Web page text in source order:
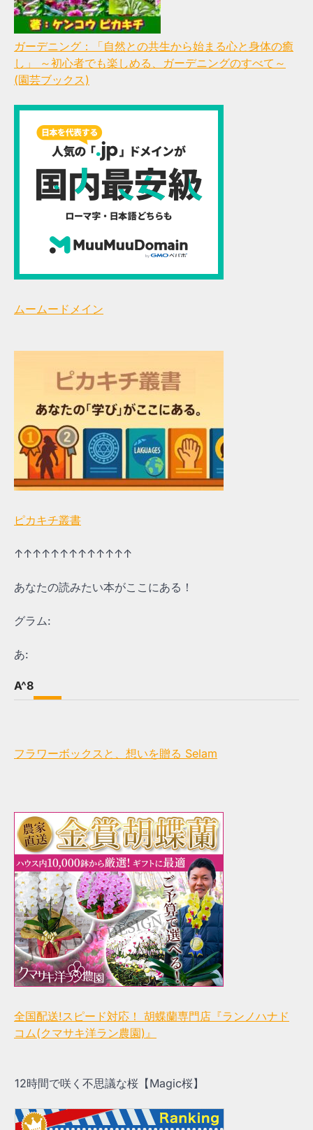
ガーデニング：「自然との共生から始まる心と身体の癒
し」 ～初心者でも楽しめる、ガーデニングのすべて～
(園芸ブックス)
ムームードメイン
ピカキチ叢書
↑↑↑↑↑↑↑↑↑↑↑↑↑
あなたの読みたい本がここにある！
グラム:
あ:
A^8
フラワーボックスと、想いを贈る Selam
全国配送!スピード対応！ 胡蝶蘭専門店『ランノハナド
コム(クマサキ洋ラン農園)』
12時間で咲く不思議な桜【Magic桜】